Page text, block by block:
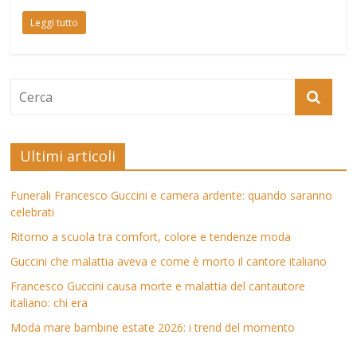
Leggi tutto
Ultimi articoli
Funerali Francesco Guccini e camera ardente: quando saranno
celebrati
Ritorno a scuola tra comfort, colore e tendenze moda
Guccini che malattia aveva e come è morto il cantore italiano
Francesco Guccini causa morte e malattia del cantautore
italiano: chi era
Moda mare bambine estate 2026: i trend del momento